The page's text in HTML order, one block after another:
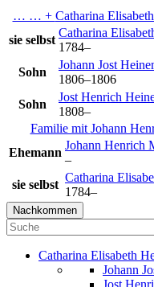
… … + Catharina Elisabeth
sie selbst
Catharina
1784–
Sohn
Johann Jost
1806–1806
Sohn
Jost Henrich
1808–
Familie mit Johann
Ehemann
Johann Henrich
–
sie selbst
Catharina
1784–
Nachkommen
Catharina Elisabeth
Johann
Jost